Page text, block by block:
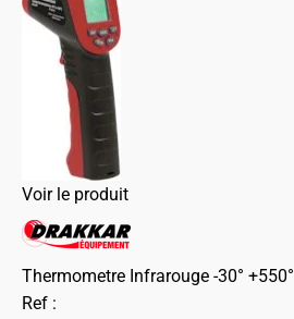
Voir le produit
Thermometre Infrarouge -30° +550°
Ref :